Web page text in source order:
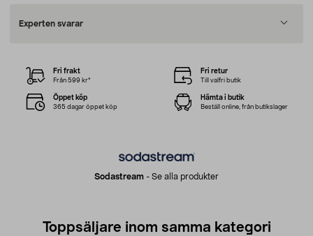
Experten svarar
Sodastream - Se alla produkter
Fri frakt
Från 599 kr*
Fri retur
Till valfri butik
Öppet köp
365 dagar öppet köp
Hämta i butik
Beställ online, från butikslager
Toppsäljare inom samma kategori